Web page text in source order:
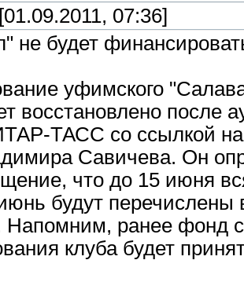
[01.09.2011, 07:36]
не будет
уфимского
восстановлено после
ТАСС со ссылкой
Савичева. Он
что до 15 июня
будут перечислены
Напомним, ранее фонд
клуба будет